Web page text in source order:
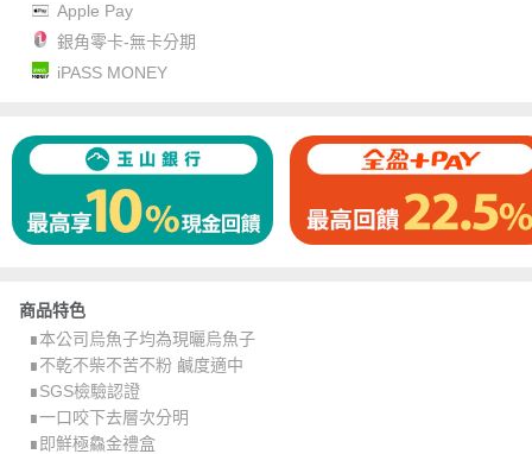
Apple Pay
銀角零卡-無卡分期
iPASS MONEY
商品特色
∎本公司烏魚子均為現曬烏魚子
∎不乾不柴不苦不粉 鹹度適中
∎SGS檢驗認證
∎一口咬下去層次分明
∎即鮮極鱻金禮盒